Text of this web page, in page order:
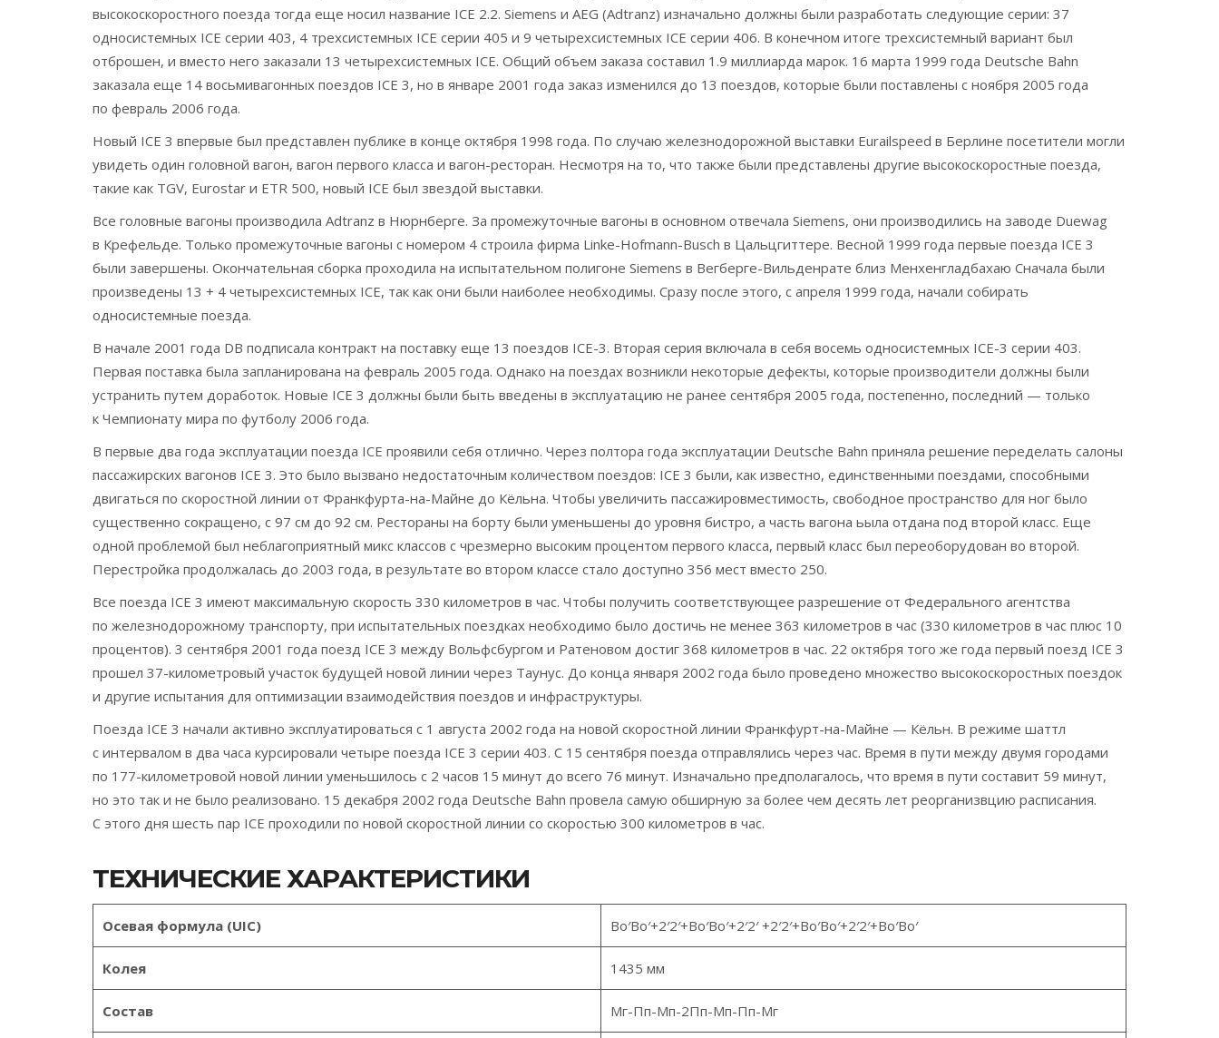
высокоскоростного поезда тогда еще носил название ICE 2.2. Siemens и AEG (Adtranz) изначально должны были разработать следующие серии: 37
односистемных ICE серии 403, 4 трехсистемных ICE серии 405 и 9 четырехсистемных ICE серии 406. В конечном итоге трехсистемный вариант был
отброшен, и вместо него заказали 13 четырехсистемных ICE. Общий объем заказа составил 1.9 миллиарда марок. 16 марта 1999 года Deutsche Bahn
заказала еще 14 восьмивагонных поездов ICE 3, но в январе 2001 года заказ изменился до 13 поездов, которые были поставлены с ноября 2005 года
по февраль 2006 года.
Новый ICE 3 впервые был представлен публике в конце октября 1998 года. По случаю железнодорожной выставки Eurailspeed в Берлине посетители могли
увидеть один головной вагон, вагон первого класса и вагон-ресторан. Несмотря на то, что также были представлены другие высокоскоростные поезда,
такие как TGV, Eurostar и ETR 500, новый ICE был звездой выставки.
Все головные вагоны производила Adtranz в Нюрнберге. За промежуточные вагоны в основном отвечала Siemens, они производились на заводе Duewag
в Крефельде. Только промежуточные вагоны с номером 4 строила фирма Linke-Hofmann-Busch в Цальцгиттере. Весной 1999 года первые поезда ICE 3
были завершены. Окончательная сборка проходила на испытательном полигоне Siemens в Вегберге-Вильденрате близ Менхенгладбахаю Сначала были
произведены 13 + 4 четырехсистемных ICE, так как они были наиболее необходимы. Сразу после этого, с апреля 1999 года, начали собирать
односистемные поезда.
В начале 2001 года DB подписала контракт на поставку еще 13 поездов ICE-3. Вторая серия включала в себя восемь односистемных ICE-3 серии 403.
Первая поставка была запланирована на февраль 2005 года. Однако на поездах возникли некоторые дефекты, которые производители должны были
устранить путем доработок. Новые ICE 3 должны были быть введены в эксплуатацию не ранее сентября 2005 года, постепенно, последний — только
к Чемпионату мира по футболу 2006 года.
В первые два года эксплуатации поезда ICE проявили себя отлично. Через полтора года эксплуатации Deutsche Bahn приняла решение переделать салоны
пассажирских вагонов ICE 3. Это было вызвано недостаточным количеством поездов: ICE 3 были, как известно, единственными поездами, способными
двигаться по скоростной линии от Франкфурта-на-Майне до Кёльна. Чтобы увеличить пассажировместимость, свободное пространство для ног было
существенно сокращено, с 97 см до 92 см. Рестораны на борту были уменьшены до уровня бистро, а часть вагона ьыла отдана под второй класс. Еще
одной проблемой был неблагоприятный микс классов с чрезмерно высоким процентом первого класса, первый класс был переоборудован во второй.
Перестройка продолжалась до 2003 года, в результате во втором классе стало доступно 356 мест вместо 250.
Все поезда ICE 3 имеют максимальную скорость 330 километров в час. Чтобы получить соответствующее разрешение от Федерального агентства
по железнодорожному транспорту, при испытательных поездках необходимо было достичь не менее 363 километров в час (330 километров в час плюс 10
процентов). 3 сентября 2001 года поезд ICE 3 между Вольфсбургом и Ратеновом достиг 368 километров в час. 22 октября того же года первый поезд ICE 3
прошел 37-километровый участок будущей новой линии через Таунус. До конца января 2002 года было проведено множество высокоскоростных поездок
и другие испытания для оптимизации взаимодействия поездов и инфраструктуры.
Поезда ICE 3 начали активно эксплуатироваться с 1 августа 2002 года на новой скоростной линии Франкфурт-на-Майне — Кёльн. В режиме шаттл
с интервалом в два часа курсировали четыре поезда ICE 3 серии 403. С 15 сентября поезда отправлялись через час. Время в пути между двумя городами
по 177-километровой новой линии уменьшилось с 2 часов 15 минут до всего 76 минут. Изначально предполагалось, что время в пути составит 59 минут,
но это так и не было реализовано. 15 декабря 2002 года Deutsche Bahn провела самую обширную за более чем десять лет реорганизвцию расписания.
С этого дня шесть пар ICE проходили по новой скоростной линии со скоростью 300 километров в час.
ТЕХНИЧЕСКИЕ ХАРАКТЕРИСТИКИ
Осевая формула (UIC) Bo′Bo′+2′2′+Bo′Bo′+2′2′ +2′2′+Bo′Bo′+2′2′+Bo′Bo′
Колея 1435 мм
Состав Мг-Пп-Мп-2Пп-Мп-Пп-Мг